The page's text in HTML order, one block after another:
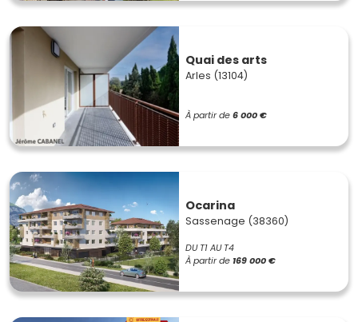
Quai des arts
Arles (13104)
À partir de6 000 €
Ocarina
Sassenage (38360)
DU T1 AU T4
À partir de 169 000 €